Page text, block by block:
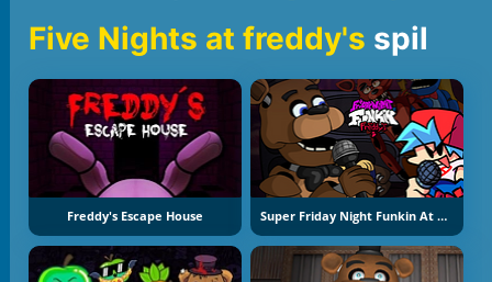
Five Nights at freddy's spil
Freddy's Escape House Super Friday Night Funkin At Freddys 2